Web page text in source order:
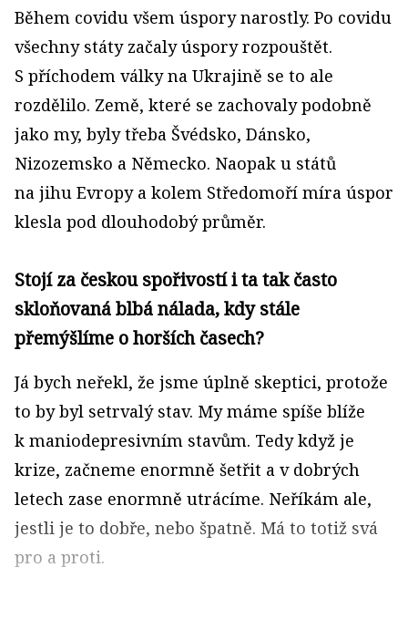
Během covidu všem úspory narostly. Po covidu
všechny státy začaly úspory rozpouštět.
S příchodem války na Ukrajině se to ale
rozdělilo. Země, které se zachovaly podobně
jako my, byly třeba Švédsko, Dánsko,
Nizozemsko a Německo. Naopak u států
na jihu Evropy a kolem Středomoří míra úspor
klesla pod dlouhodobý průměr.
Stojí za českou spořivostí i ta tak často
skloňovaná blbá nálada, kdy stále
přemýšlíme o horších časech?
Já bych neřekl, že jsme úplně skeptici, protože
to by byl setrvalý stav. My máme spíše blíže
k maniodepresivním stavům. Tedy když je
krize, začneme enormně šetřit a v dobrých
letech zase enormně utrácíme. Neříkám ale,
jestli je to dobře, nebo špatně. Má to totiž svá
pro a proti.